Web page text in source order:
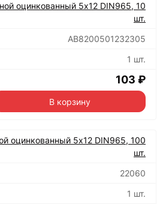
оцинкованный 5х12 DIN965, 10
шт.
АВ8200501232305
1 шт.
103 ₽
В корзину
оцинкованный 5х12 DIN965, 100
шт.
22060
1 шт.